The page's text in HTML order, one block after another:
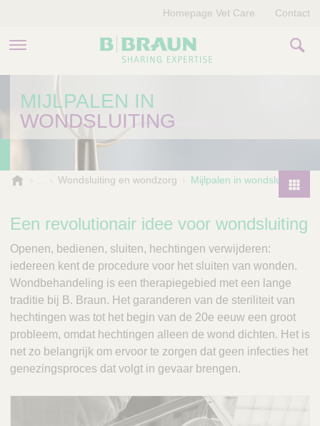
PRODUCTEN EN THERAPIEËN
OVER ONS
Homepage Vet Care Contact
MIJLPALEN IN
WONDSLUITING
P
u
t
Q
u
i
r
u
n
V
e
t
C
r
e
Wondsluiting en wondzorg Mijlpalen in wondsluiting
Een revolutionair idee voor wondsluiting
Openen, bedienen, sluiten, hechtingen verwijderen:
iedereen kent de procedure voor het sluiten van wonden.
Wondbehandeling is een therapiegebied met een lange
traditie bij B. Braun. Het garanderen van de steriliteit van
hechtingen was tot het begin van de 20e eeuw een groot
probleem, omdat hechtingen alleen de wond dichten. Het is
net zo belangrijk om ervoor te zorgen dat geen infecties het
genezingsproces dat volgt in gevaar brengen.